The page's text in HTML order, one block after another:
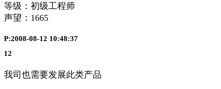
等级：初级工程师
声望： 1665
P:2008-08-12 10:48:37
12
我司也需要发展此类产品